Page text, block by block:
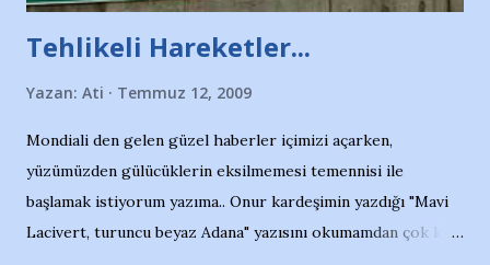
Tehlikeli Hareketler...
Yazan: Ati Temmuz 12, 2009
Mondiali den gelen güzel haberler içimizi açarken,
yüzümüzden gülücüklerin eksilmemesi temennisi ile
başlamak istiyorum yazıma.. Onur kardeşimin yazdığı "Mavi
Lacivert, turuncu beyaz Adana" yazısını okumamdan çok kısa